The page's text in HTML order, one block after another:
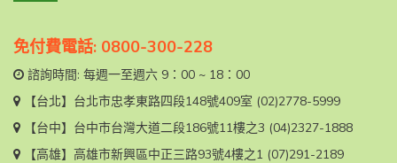
免付費電話: 0800-300-228
諮詢時間: 每週一至週六 9：00 ~ 18：00
【台北】 台北市忠孝東路四段148號409室 (02)2778-5999
【台中】 台中市台灣大道二段186號11樓之3 (04)2327-1888
【高雄】 高雄市新興區中正三路93號4樓之1 (07)291-2189